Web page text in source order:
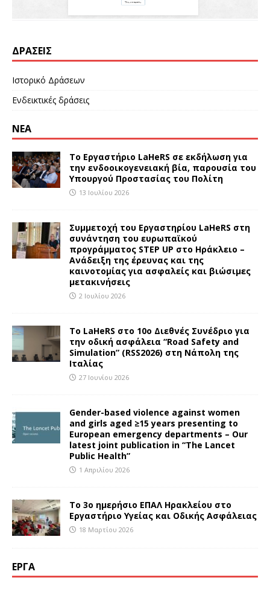
ΔΡΆΣΕΙΣ
Ιστορικό Δράσεων
Ενδεικτικές δράσεις
ΝΕΑ
Το Εργαστήριο LaHeRS σε εκδήλωση για
την ενδοοικογενειακή βία, παρουσία του
Υπουργού Προστασίας του Πολίτη
13 Ιουλίου 2026
Συμμετοχή του Εργαστηρίου LaHeRS στη
συνάντηση του ευρωπαϊκού
προγράμματος STEP UP στο Ηράκλειο –
Ανάδειξη της έρευνας και της
καινοτομίας για ασφαλείς και βιώσιμες
μετακινήσεις
2 Ιουλίου 2026
To LaHeRS στο 10ο Διεθνές Συνέδριο για
την οδική ασφάλεια “Road Safety and
Simulation” (RSS2026) στη Νάπολη της
Ιταλίας
27 Ιουνίου 2026
Gender-based violence against women
and girls aged ≥15 years presenting to
European emergency departments – Our
latest joint publication in “The Lancet
Public Health”
1 Απριλίου 2026
Το 3ο ημερήσιο ΕΠΑΛ Ηρακλείου στο
Εργαστήριο Υγείας και Οδικής Ασφάλειας
18 Μαρτίου 2026
ΈΡΓΑ